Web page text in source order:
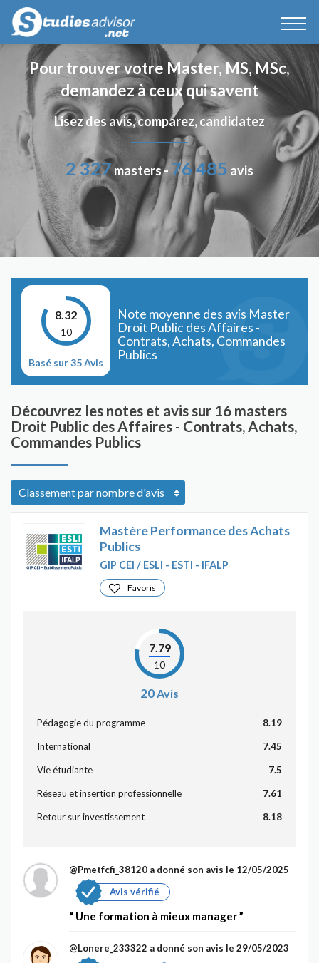
Pour trouver votre Master, MS, MSc,
demandez à ceux qui savent
Lisez des avis, comparez, candidatez
2 327masters -76 485 avis
8.32
10
Basé sur 35 Avis
Note moyenne des avis Master
Droit Public des Affaires -
Contrats, Achats, Commandes
Publics
Découvrez les notes et avis sur 16 masters
Droit Public des Affaires - Contrats, Achats,
Commandes Publics
Mastère Performance des Achats
Publics
GIP CEI / ESLI - ESTI - IFALP
Favoris
7.79
10
20Avis
Pédagogie du programme 8.19
International 7.45
Vie étudiante 7.5
Réseau et insertion professionnelle 7.61
Retour sur investissement 8.18
@Pmetfcfi_38120 a donné son avis le 12/05/2025
Avis vérifié
Une formation à mieux manager
@Lonere_233322 a donné son avis le 29/05/2023